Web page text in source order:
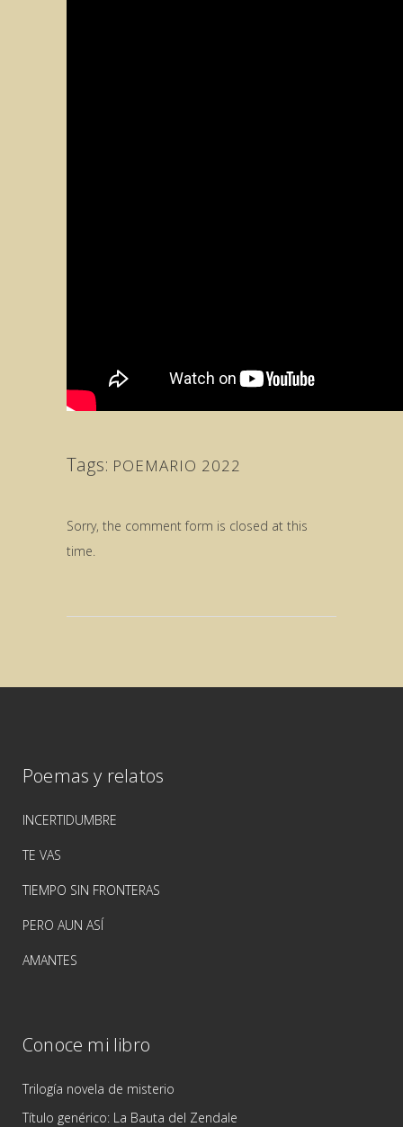
Tags: POEMARIO 2022
Sorry, the comment form is closed at this
time.
Poemas y relatos
INCERTIDUMBRE
TE VAS
TIEMPO SIN FRONTERAS
PERO AUN ASÍ
AMANTES
Conoce mi libro
Trilogía novela de misterio
Título genérico: La Bauta del Zendale